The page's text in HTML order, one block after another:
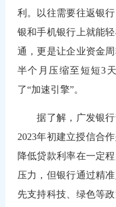
利。以往需要往返银
银和手机银行上就能
通，更是让企业资金
半个月压缩至短短3
了“加速引擎”。
据了解，广发银行
2023年初建立授信合
降低贷款利率在一定
压力，但银行通过精
先支持科技、绿色等